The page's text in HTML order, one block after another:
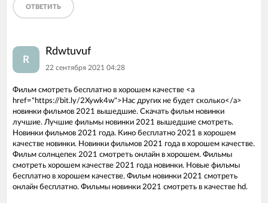
ОТВЕТИТЬ
R
Rdwtuvuf
22 сентября 2021 04:28
Фильм смотреть бесплатно в хорошем качестве <a
href="https://bit.ly/2Xywk4w">Нас других не будет сколько</a>
новинки фильмов 2021 вышедшие. Скачать фильм новинки
лучшие. Лучшие фильмы новинки 2021 вышедшие смотреть.
Новинки фильмов 2021 года. Кино бесплатно 2021 в хорошем
качестве новинки. Новинки фильмов 2021 года в хорошем качестве.
Фильм солнцепек 2021 смотреть онлайн в хорошем. Фильмы
смотреть хорошем качестве 2021 года новинки. Новые фильмы
бесплатно в хорошем качестве. Фильм новинки 2021 смотреть
онлайн бесплатно. Фильмы новинки 2021 смотреть в качестве hd.